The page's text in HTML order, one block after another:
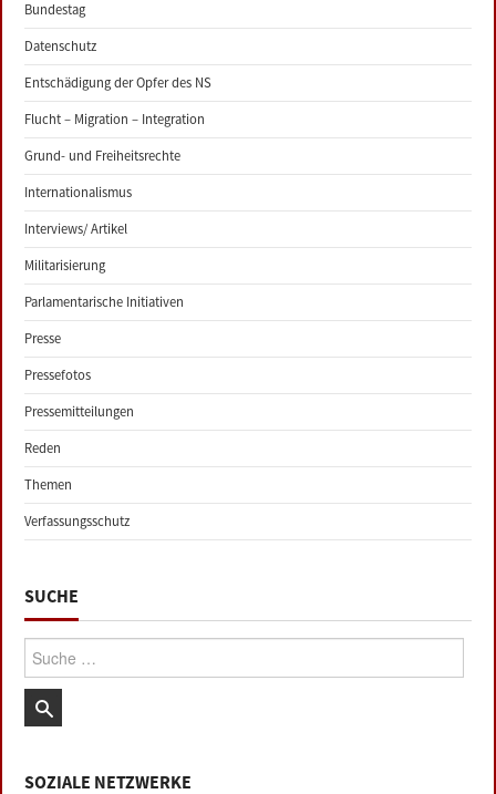
Bundestag
Datenschutz
Entschädigung der Opfer des NS
Flucht – Migration – Integration
Grund- und Freiheitsrechte
Internationalismus
Interviews/ Artikel
Militarisierung
Parlamentarische Initiativen
Presse
Pressefotos
Pressemitteilungen
Reden
Themen
Verfassungsschutz
SUCHE
Suche:
SOZIALE NETZWERKE